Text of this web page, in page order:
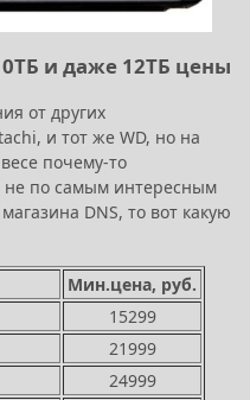
и даже 12ТБ цены
от других
и тот же WD, но на
почему-то
не по самым интересным
DNS, то вот какую
Мин.цена, руб.
15299
21999
24999